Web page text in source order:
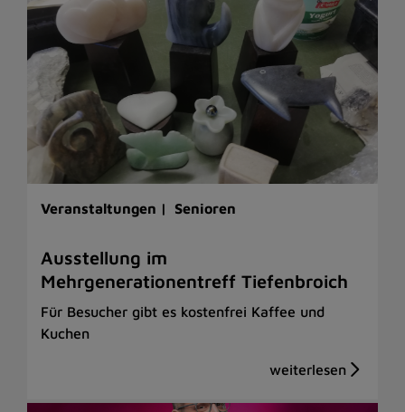
Veranstaltungen | Senioren
Ausstellung im
Mehrgenerationentreff Tiefenbroich
Für Besucher gibt es kostenfrei Kaffee und
Kuchen